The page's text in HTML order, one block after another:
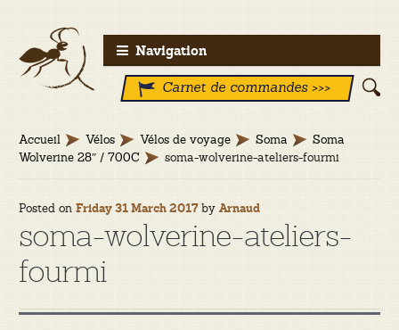
Aller
à
Aller
au
contenu
Navigation
Carnet de commandes >>>
Accueil Vélos Vélos de voyage Soma
Soma
Wolverine 28″ / 700C
soma-wolverine-ateliers-fourmi
Posted on Friday 31 March 2017by Arnaud
soma-wolverine-ateliers-
fourmi